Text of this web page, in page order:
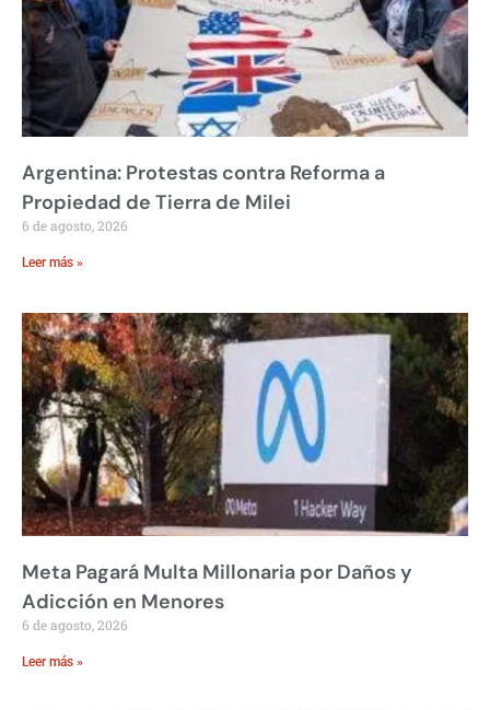
Argentina: Protestas contra Reforma a
Propiedad de Tierra de Milei
6 de agosto, 2026
Leer más »
Meta Pagará Multa Millonaria por Daños y
Adicción en Menores
6 de agosto, 2026
Leer más »